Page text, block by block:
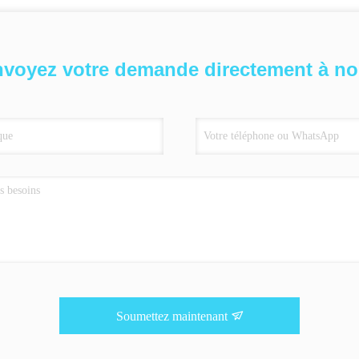
votre demande directement à
Soumettez maintenant